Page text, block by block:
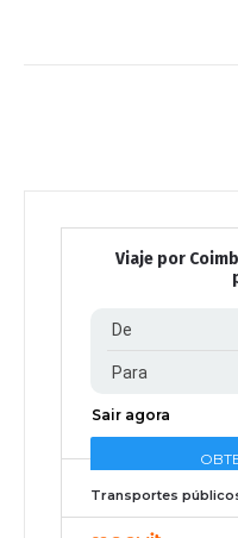
Viaje por
Transportes